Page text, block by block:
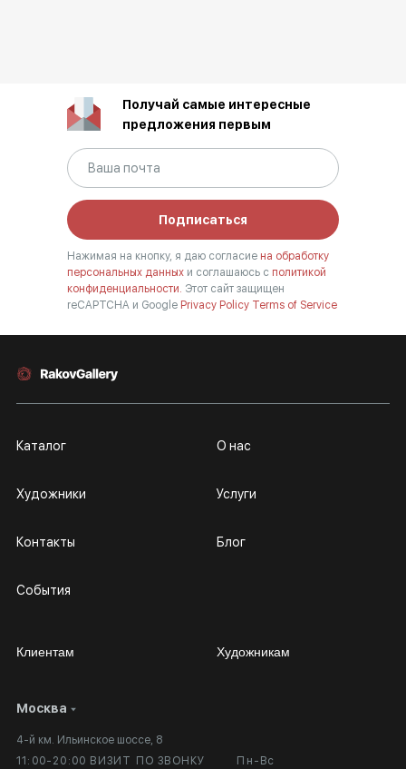
Получай самые интересные
предложения первым
Подписаться
Нажимая на кнопку, я даю согласие на обработку
персональных данных и соглашаюсь с политикой
конфиденциальности. Этот сайт защищен
reCAPTCHA и Google Privacy Policy Terms of Service
Москва
4-й км. Ильинское шоссе, 8
11:00-20:00 ВИЗИТ ПО ЗВОНКУ
Пн-Вс
Каталог
Художники
Контакты
События
О нас
Услуги
Блог
Клиентам
Личный кабинет
Вопросы и ответы
Художникам
Сотрудничество
Выставка в галерее